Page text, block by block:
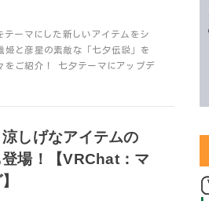
テーマにした新しいアイテムをシ
姫と彦星の素敵な「七夕伝説」を
をご紹介！ 七夕テーマにアップデ
しげなアイテムの
場！【VRChat：マ